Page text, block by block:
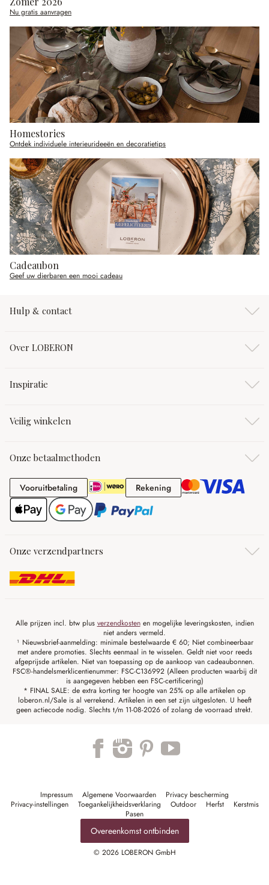
Nu gratis aanvragen
Homestories
Ontdek individuele interieurideeën en decoratietips
Cadeaubon
Geef uw dierbaren een mooi cadeau
Hulp & contact
Over LOBERON
Inspiratie
Veilig winkelen
Onze betaalmethoden
VooruitbetalingVooruitbetaling RekeningRekening
Onze verzendpartners
Alle prijzen incl. btw plus verzendkostenen mogelijke leveringskosten, indien
niet anders vermeld.
¹ Nieuwsbrief-aanmelding: minimale bestelwaarde € 60; Niet combineerbaar
met andere promoties. Slechts eenmaal in te wisselen. Geldt niet voor reeds
afgeprijsde artikelen. Niet van toepassing op de aankoop van cadeaubonnen.
FSC®-handelsmerklicentienummer: FSC-C136992 (Alleen producten waarbij dit
is aangegeven hebben een FSC-certificering)
* FINAL SALE: de extra korting ter hoogte van 25% op alle artikelen op
loberon.nl/Sale is al verrekend. Artikelen in een set zijn uitgesloten. U heeft
geen actiecode nodig. Slechts t/m 11-08-2026 of zolang de voorraad strekt.
Impressum Algemene Voorwaarden
Privacy bescherming
Privacy-instellingen
Toegankelijkheidsverklaring Outdoor Herfst
Kerstmis
Pasen
Overeenkomst ontbinden
© 2026 LOBERON GmbH